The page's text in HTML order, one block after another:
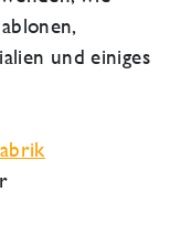
und einiges